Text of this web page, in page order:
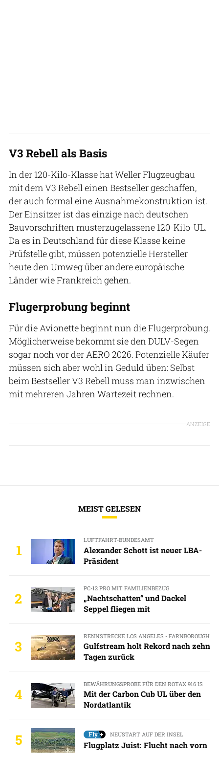
V3 Rebell als Basis
In der 120-Kilo-Klasse hat Weller Flugzeugbau
mit dem V3 Rebell einen Bestseller geschaffen,
der auch formal eine Ausnahmekonstruktion ist.
Der Einsitzer ist das einzige nach deutschen
Bauvorschriften musterzugelassene 120-Kilo-UL.
Da es in Deutschland für diese Klasse keine
Prüfstelle gibt, müssen potenzielle Hersteller
heute den Umweg über andere europäische
Länder wie Frankreich gehen.
Flugerprobung beginnt
Für die Avionette beginnt nun die Flugerprobung.
Möglicherweise bekommt sie den DULV-Segen
sogar noch vor der AERO 2026. Potenzielle Käufer
müssen sich aber wohl in Geduld üben: Selbst
beim Bestseller V3 Rebell muss man inzwischen
mit mehreren Jahren Wartezeit rechnen.
ANZEIGE
MEIST GELESEN
1
LUFTFAHRT-BUNDESAMT
Alexander Schott ist neuer LBA-
Präsident
2
PC-12 PRO MIT FAMILIENBEZUG
„Nachtschatten“ und Dackel
Seppel fliegen mit
3
RENNSTRECKE LOS ANGELES - FARNBOROUGH
Gulfstream holt Rekord nach zehn
Tagen zurück
4
BEWÄHRUNGSPROBE FÜR DEN ROTAX 916 IS
Mit der Carbon Cub UL über den
Nordatlantik
5 NEUSTART AUF DER INSEL
Flugplatz Juist: Flucht nach vorn